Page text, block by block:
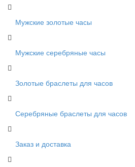
Мужские золотые часы
Мужские серебряные часы
Золотые браслеты для часов
Серебряные браслеты для часов
Заказ и доставка